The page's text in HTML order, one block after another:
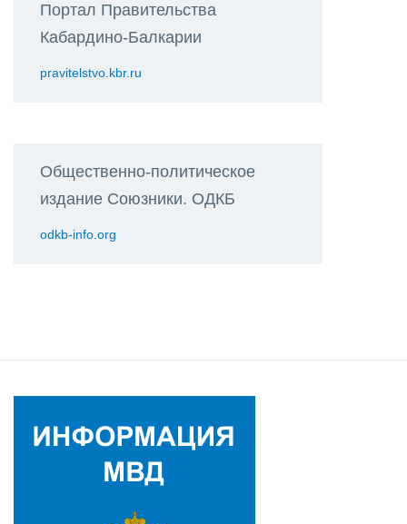
Портал Правительства
Кабардино-Балкарии
pravitelstvo.kbr.ru
Общественно-политическое
издание Союзники. ОДКБ
odkb-info.org